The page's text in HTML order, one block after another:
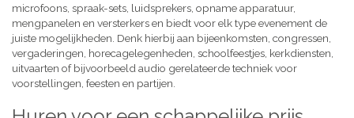
microfoons, spraak-sets, luidsprekers, opname apparatuur,
mengpanelen en versterkers en biedt voor elk type evenement de
juiste mogelijkheden. Denk hierbij aan bijeenkomsten, congressen,
vergaderingen, horecagelegenheden, schoolfeestjes, kerkdiensten,
uitvaarten of bijvoorbeeld audio gerelateerde techniek voor
voorstellingen, feesten en partijen.